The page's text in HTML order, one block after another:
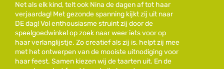
Net als elk kind, telt ook Nina de dagen af tot haar
verjaardag! Met gezonde spanning kijkt zij uit naar
DE dag! Vol enthousiasme struint zij door de
speelgoedwinkel op zoek naar weer iets voor op
haar verlanglijstje. Zo creatief als zij is, helpt zij mee
met het ontwerpen van de mooiste uitnodiging voor
haar feest. Samen kiezen wij de taarten uit. En de